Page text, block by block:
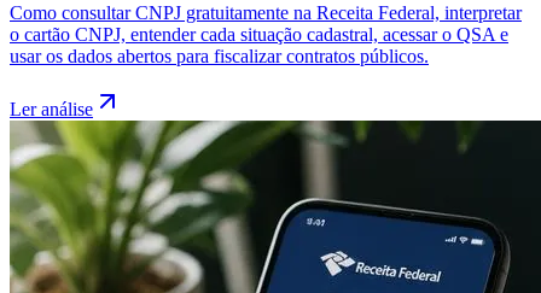
Como consultar CNPJ gratuitamente na Receita Federal, interpretar
o cartão CNPJ, entender cada situação cadastral, acessar o QSA e
usar os dados abertos para fiscalizar contratos públicos.
Ler análise